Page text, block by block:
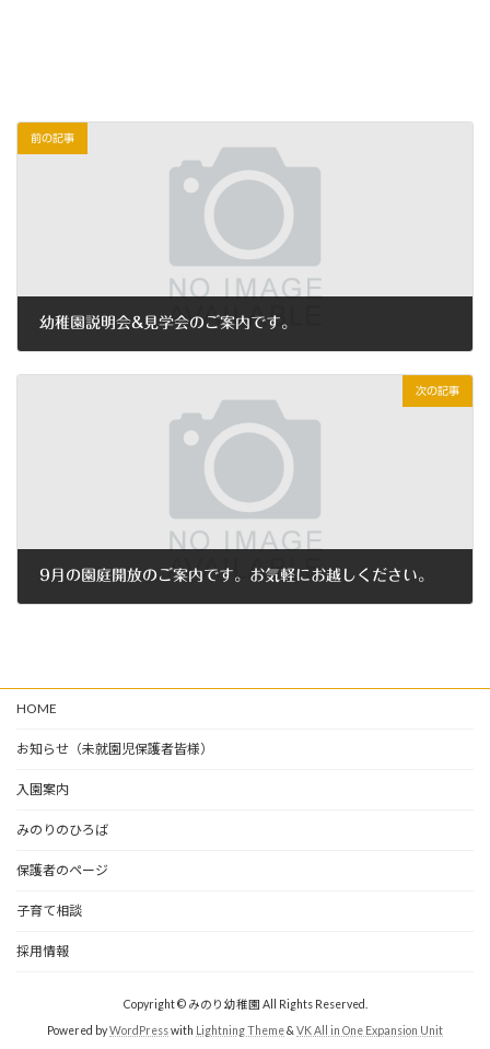
前の記事
幼稚園説明会&見学会のご案内です。
次の記事
9月の園庭開放のご案内です。お気軽にお越しください。
HOME
お知らせ（未就園児保護者皆様）
入園案内
みのりのひろば
保護者のページ
子育て相談
採用情報
Copyright © みのり幼稚園 All Rights Reserved.
Powered byWordPresswith Lightning Theme& VK All in One Expansion Unit